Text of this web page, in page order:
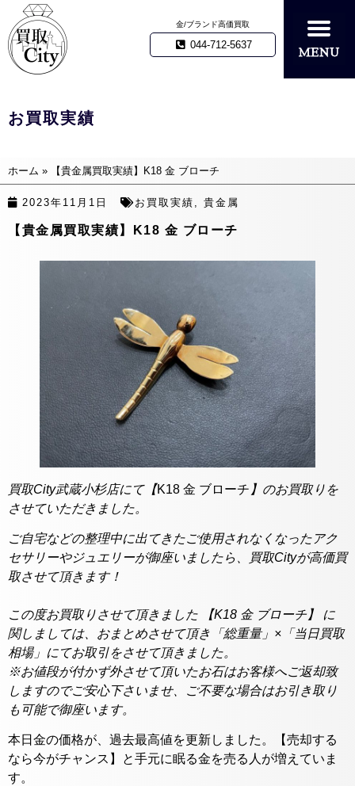
金/ブランド高価買取
044-712-5637
お買取実績
ホーム » 【貴金属買取実績】K18 金 ブローチ
2023年11月1日 お買取実績 貴金属
【貴金属買取実績】K18 金 ブローチ
買取City武蔵小杉店にて【K18 金 ブローチ 】のお買取りを
させていただきました。
ご自宅などの整理中に出てきたご使用されなくなったアク
セサリーやジュエリーが御座いましたら、買取Cityが高価買
取させて頂きます！
この度お買取りさせて頂きました 【K18 金 ブローチ】 に
関しましては、おまとめさせて頂き「総重量」×「当日買取
相場」にてお取引をさせて頂きました。
※お値段が付かず外させて頂いたお石はお客様へご返却致
しますのでご安心下さいませ、ご不要な場合はお引き取り
も可能で御座います。
本日金の価格が、過去最高値を更新しました。【売却する
なら今がチャンス】と手元に眠る金を売る人が増えていま
す。